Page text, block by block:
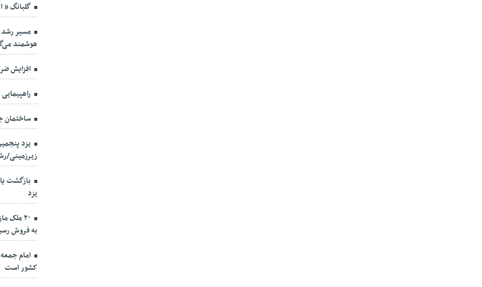
گلبانگ «
مسیر رشد
هوشمند
افزایش
راهپیمایی ۲۲ بهمن در ۱۰۰ نقطه استان یزد برگزار می‌شود
ساختمان
یزد
زیرزمینی/رشد ۲۰ درصدی بازتخصیص صنایع
بازگشت
یزد
به فروش
کشور است